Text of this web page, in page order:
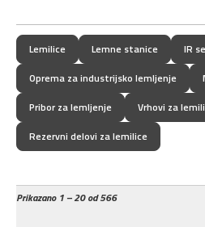
Lemilice Lemne stanice
IR
Oprema za industrijsko lemljenje
Pribor za lemljenje
Vrhovi za
Rezervni delovi za lemilice
Prikazano1 – 20 od 566